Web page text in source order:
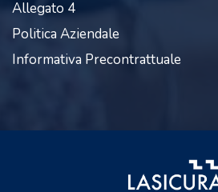
Allegato 4
Politica Aziendale
Informativa Precontrattuale